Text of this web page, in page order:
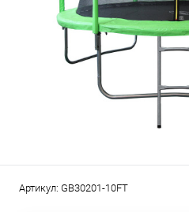
Артикул: GB30201-10FT